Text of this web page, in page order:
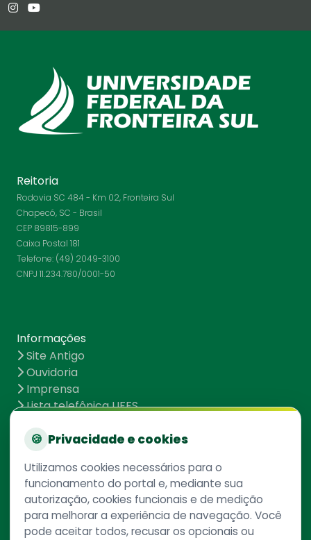
Reitoria
Rodovia SC 484 - Km 02, Fronteira Sul
Chapecó, SC - Brasil
CEP 89815-899
Caixa Postal 181
Telefone: (49) 2049-3100
CNPJ 11.234.780/0001-50
Informações
Site Antigo
Ouvidoria
Imprensa
Lista telefônica UFFS
UFFS contra o Aedes
Mapa do site
Redes Sociais
🍪 Privacidade e cookies
Utilizamos cookies necessários para o
funcionamento do portal e, mediante sua
autorização, cookies funcionais e de medição
para melhorar a experiência de navegação. Você
pode aceitar todos, recusar os opcionais ou